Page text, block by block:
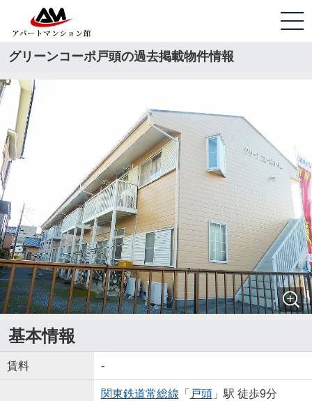
グリーンコーポ戸頭の過去掲載物件情報
基本情報
賃料 -
関東鉄道常総線 「 戸頭」駅 徒歩9分